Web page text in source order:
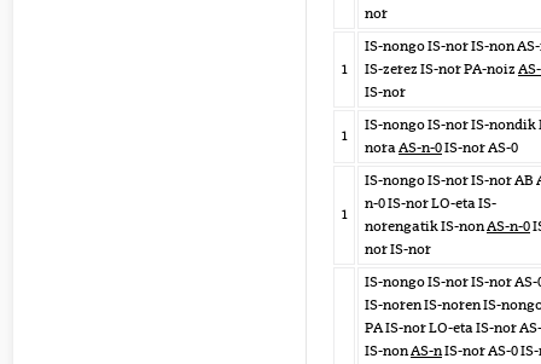
nor
1
IS-nongo IS-nor IS-non
IS-zerez IS-nor PA-noiz
IS-nor
1
IS-nongo IS-nor IS-nondik
noraAS-n-0IS-nor AS-0
1
IS-nongo IS-nor IS-nor AB
n-0 IS-nor LO-eta IS-
norengatik IS-nonAS-n-0
nor IS-nor
IS-nongo IS-nor IS-nor AS-
IS-noren IS-noren IS-
PA IS-nor LO-eta IS-nor
IS-nonAS-nIS-nor AS-0